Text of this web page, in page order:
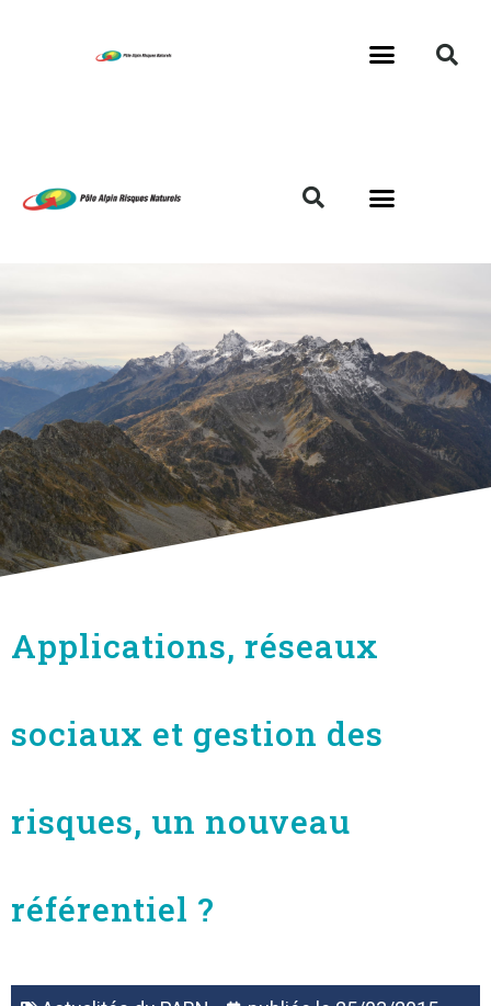
Applications, réseaux
sociaux et gestion des
risques, un nouveau
référentiel ?